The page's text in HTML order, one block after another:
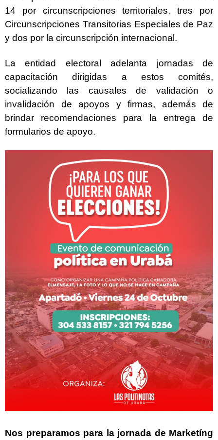
14 por circunscripciones territoriales, tres por
Circunscripciones Transitorias Especiales de Paz
y dos por la circunscripción internacional.
La entidad electoral adelanta jornadas de
capacitación dirigidas a estos comités,
socializando las causales de validación o
invalidación de apoyos y firmas, además de
brindar recomendaciones para la entrega de
formularios de apoyo.
Nos preparamos para la jornada de Marketíng